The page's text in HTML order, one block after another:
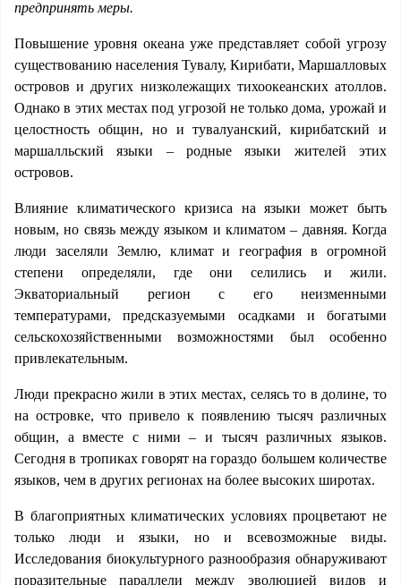
предпринять меры.
Повышение уровня океана уже представляет собой угрозу
существованию населения Тувалу, Кирибати, Маршалловых
островов и других низколежащих тихоокеанских атоллов.
Однако в этих местах под угрозой не только дома, урожай и
целостность общин, но и тувалуанский, кирибатский и
маршалльский языки – родные языки жителей этих
островов.
Влияние климатического кризиса на языки может быть
новым, но связь между языком и климатом – давняя. Когда
люди заселяли Землю, климат и география в огромной
степени определяли, где они селились и жили.
Экваториальный регион с его неизменными
температурами, предсказуемыми осадками и богатыми
сельскохозяйственными возможностями был особенно
привлекательным.
Люди прекрасно жили в этих местах, селясь то в долине, то
на островке, что привело к появлению тысяч различных
общин, а вместе с ними – и тысяч различных языков.
Сегодня в тропиках говорят на гораздо большем количестве
языков, чем в других регионах на более высоких широтах.
В благоприятных климатических условиях процветают не
только люди и языки, но и всевозможные виды.
Исследования биокультурного разнообразия обнаруживают
поразительные параллели между эволюцией видов и